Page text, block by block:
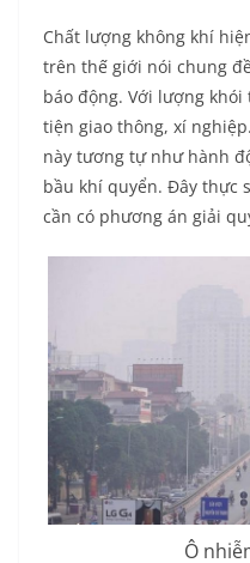
Chất lượng không khí
trên thế giới nói chung
báo động. Với lượng
tiện giao thông, xí
này tương tự như hành
bầu khí quyển. Đây thực
cần có phương án giải
Ô